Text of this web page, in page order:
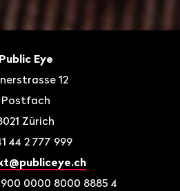
Public Eye
12
Postfach
Zürich
44 2 777 999
0000 8000 8885 4